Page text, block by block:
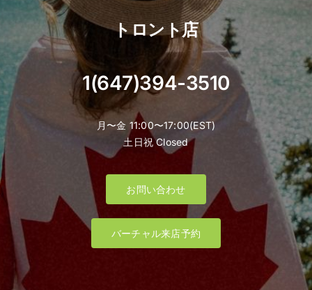
長ができませんことご了承ください。
例：7月1日から7月7日までの利用で申し
込みされた場合、7月8日以降の延長はで
きません。
返却日を延滞される際に弊社へ延滞する
旨の連絡をされた場合は、1日当たり
CAD 7 の延滞料金が発生しますことご了
承ください。
無断で返却日を延滞された場合は、1日当
たり CAD 10 の延滞料金が発生しますこ
とご了承ください。
また無断での延滞期間が申し込みの返却
日より10日過ぎた場合は、同日に延滞料
金と損害料金 CAD 300 を請求いたしま
トロント店
1(647)394-3510
月〜金 11:00〜17:00(EST)
土日祝 Closed
お問い合わせ
バーチャル来店予約